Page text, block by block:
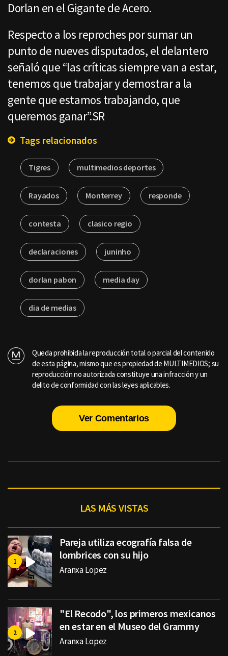
Dorlan en el Gigante de Acero.
Respecto a los reproches por sumar un
punto de nueves disputados, el delantero
señaló que “las críticas siempre van a estar,
tenemos que trabajar y demostrar a la
gente que estamos trabajando, que
queremos ganar”.SR
Tags relacionados
Tigres multimedios deportes
Rayados Monterrey responde
contesta clasico regio
declaraciones juninho
dorlan pabon media day
dia de medias
Queda prohibida la reproducción total o parcial del contenido
de esta página, mismo que es propiedad de MULTIMEDIOS; su
reproducción no autorizada constituye una infracción y un
delito de conformidad con las leyes aplicables.
Ver Comentarios
LAS MÁS VISTAS
Pareja utiliza ecografía falsa de
lombrices con su hijo
Aranxa Lopez
"El Recodo", los primeros mexicanos
en estar en el Museo del Grammy
Aranxa Lopez